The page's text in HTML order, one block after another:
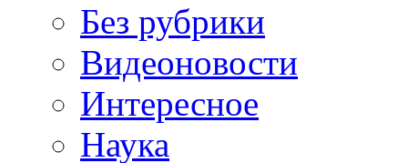
Без рубрики
Видеоновости
Интересное
Наука